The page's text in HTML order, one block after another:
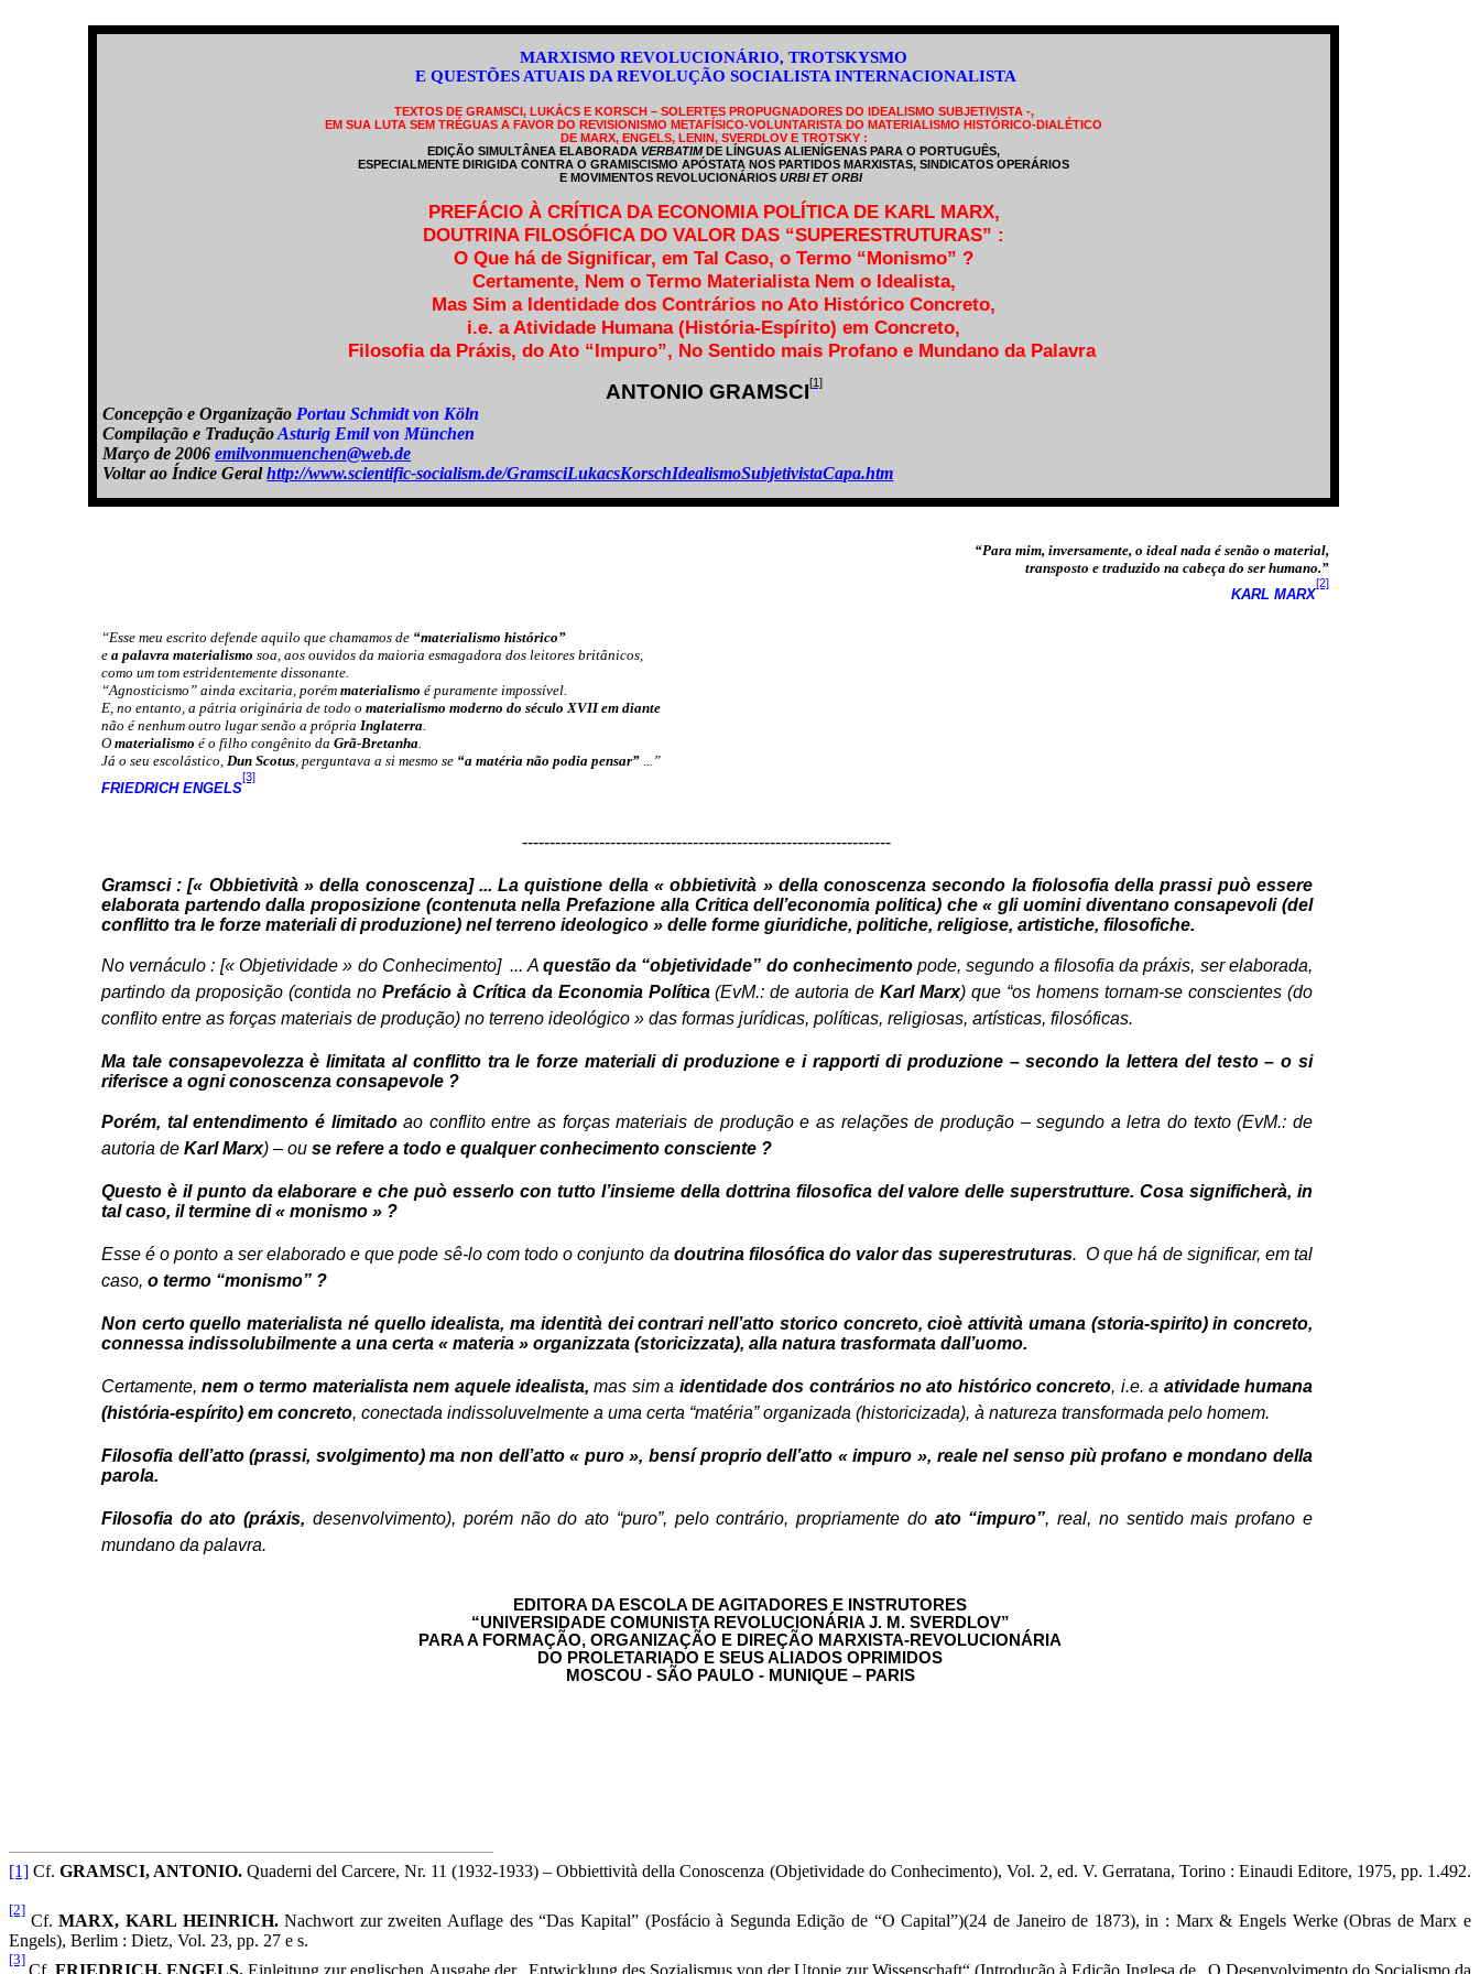
MARXISMO REVOLUCIONÁRIO, TROTSKYSMO
E QUESTÕES ATUAIS DA REVOLUÇÃO SOCIALISTA INTERNACIONALISTA
TEXTOS DE GRAMSCI, LUKÁCS E KORSCH – SOLERTES PROPUGNADORES DO IDEALISMO SUBJETIVISTA -,
EM SUA LUTA SEM TRÉGUAS A FAVOR DO REVISIONISMO METAFÍSICO-VOLUNTARISTA DO MATERIALISMO HISTÓRICO-DIALÉTICO
DE MARX, ENGELS, LENIN, SVERDLOV E TROTSKY :
EDIÇÃO SIMULTÂNEA ELABORADA VERBATIM DE LÍNGUAS ALIENÍGENAS PARA O PORTUGUÊS,
ESPECIALMENTE DIRIGIDA CONTRA O GRAMISCISMO APÓSTATA NOS PARTIDOS MARXISTAS, SINDICATOS OPERÁRIOS
E MOVIMENTOS REVOLUCIONÁRIOS URBI ET ORBI
PREFÁCIO À CRÍTICA DA ECONOMIA POLÍTICA DE KARL MARX,
DOUTRINA FILOSÓFICA DO VALOR DAS “SUPERESTRUTURAS” :
O Que há de Significar, em Tal Caso, o Termo “Monismo” ?
Certamente, Nem o Termo Materialista Nem o Idealista,
Mas Sim a Identidade dos Contrários no Ato Histórico Concreto,
i.e. a Atividade Humana (História-Espírito) em Concreto,
Filosofia da Práxis, do Ato “Impuro”, No Sentido mais Profano e Mundano da Palavra
ANTONIO GRAMSCI[1]
Concepção e Organização Portau Schmidt von Köln
Compilação e TraduçãoAsturig Emil von München
Março de 2006emilvonmuenchen@web.de
Voltar ao Índice Geralhttp://www.scientific-socialism.de/GramsciLukacsKorschIdealismoSubjetivistaCapa.htm
“Para mim, inversamente, o ideal nada é senão o material,
transposto e traduzido na cabeça do ser humano.”
KARL MARX
[2]
“Esse meu escrito defende aquilo que chamamos de “materialismo histórico”
e a palavra materialismo soa, aos ouvidos da maioria esmagadora dos leitores britânicos,
como um tom estridentemente dissonante.
“Agnosticismo” ainda excitaria, porém materialismo é puramente impossível.
E, no entanto, a pátria originária de todo o materialismo moderno do século XVII em diante
não é nenhum outro lugar senão a própria Inglaterra.
O materialismo é o filho congênito da Grã-Bretanha.
Já o seu escolástico, Dun Scotus, perguntava a si mesmo se “a matéria não podia pensar”...”
FRIEDRICH ENGELS
[3]
-------------------------------------------------------------------
Gramsci : [« Obbietività » della conoscenza]... La quistione della « obbietività » della conoscenza secondo la fiolosofia della prassi può essere
elaborata partendo dalla proposizione (contenuta nella Prefazione alla Critica dell’economia politica) che « gli uomini diventano consapevoli (del
conflitto tra le forze materiali di produzione) nel terreno ideologico » delle forme giuridiche, politiche, religiose, artistiche, filosofiche.
No vernáculo : [« Objetividade » do Conhecimento] ... A questão da “objetividade” do conhecimentopode, segundo a filosofia da práxis, ser elaborada,
partindo da proposição (contida no Prefácio à Crítica da Economia Política(EvM.: de autoria deKarl Marx) que “os homens tornam-se conscientes (do
conflito entre as forças materiais de produção) no terreno ideológico » das formas jurídicas, políticas, religiosas, artísticas, filosóficas.
Ma tale consapevolezza è limitata al conflitto tra le forze materiali di produzione e i rapporti di produzione – secondo la lettera del testo – o si
riferisce a ogni conoscenza consapevole ?
Porém, tal entendimento é limitadoao conflito entre as forças materiais de produção e as relações de produção – segundo a letra do texto (EvM.: de
autoria de Karl Marx) – ou se refere a todo e qualquer conhecimento consciente ?
Questo è il punto da elaborare e che può esserlo con tutto l’insieme della dottrina filosofica del valore delle superstrutture. Cosa significherà, in
tal caso, il termine di « monismo » ?
Esse é o ponto a ser elaborado e que pode sê-lo com todo o conjunto da doutrina filosófica do valor das superestruturas. O que há de significar, em tal
caso, o termo “monismo” ?
Non certo quello materialista né quello idealista, ma identità dei contrari nell’atto storico concreto, cioè attività umana (storia-spirito) in concreto,
connessa indissolubilmente a una certa « materia » organizzata (storicizzata), alla natura trasformata dall’uomo.
Certamente,nem o termo materialista nem aquele idealista, mas sim a identidade dos contrários no ato histórico concreto, i.e. a atividade humana
(história-espírito) em concreto, conectada indissoluvelmente a uma certa “matéria” organizada (historicizada), à natureza transformada pelo homem.
Filosofia dell’atto (prassi, svolgimento) ma non dell’atto « puro », bensí proprio dell’atto « impuro », reale nel senso più profano e mondano della
parola.
Filosofia do ato (práxis, desenvolvimento), porém não do ato “puro”, pelo contrário, propriamente do ato “impuro”, real, no sentido mais profano e
mundano da palavra.
EDITORA DA ESCOLA DE AGITADORES E INSTRUTORES
“UNIVERSIDADE COMUNISTA REVOLUCIONÁRIA J. M. SVERDLOV”
PARA A FORMAÇÃO, ORGANIZAÇÃO E DIREÇÃO MARXISTA-REVOLUCIONÁRIA
DO PROLETARIADO E SEUS ALIADOS OPRIMIDOS
MOSCOU - SÃO PAULO - MUNIQUE – PARIS
[1] Cf.GRAMSCI, ANTONIO. Quaderni del Carcere, Nr. 11 (1932-1933) – Obbiettività della Conoscenza (Objetividade do Conhecimento), Vol. 2, ed. V. Gerratana, Torino : Einaudi Editore, 1975, pp. 1.492.
[2]
Cf.MARX, KARL HEINRICH.Nachwort zur zweiten Auflage des “Das Kapital” (Posfácio à Segunda Edição de “O Capital”)(24 de Janeiro de 1873), in : Marx & Engels Werke (Obras de Marx e
Engels), Berlim : Dietz, Vol. 23, pp. 27 e s.
[3]
Cf.FRIEDRICH, ENGELS. Einleitung zur englischen Ausgabe der „Entwicklung des Sozialismus von der Utopie zur Wissenschaft“ (Introdução à Edição Inglesa de „O Desenvolvimento do Socialismo da